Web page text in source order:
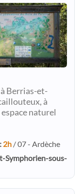
Berrias-et-
à
naturel
2h / 07 - Ardèche
Symphorien-sous-